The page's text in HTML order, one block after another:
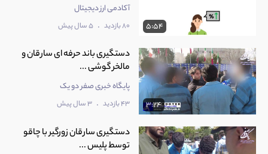
5:54
آکادمی ارز دیجیتال
80 بازدید . 5 سال پیش
3:24
دستگیری باند حرفه ای سارقان و
مالخر گوشی ...
پایگاه خبری صفر دو یک
43 بازدید . 3 سال پیش
دستگیری سارقان زورگیر با چاقو
توسط پلیس ...